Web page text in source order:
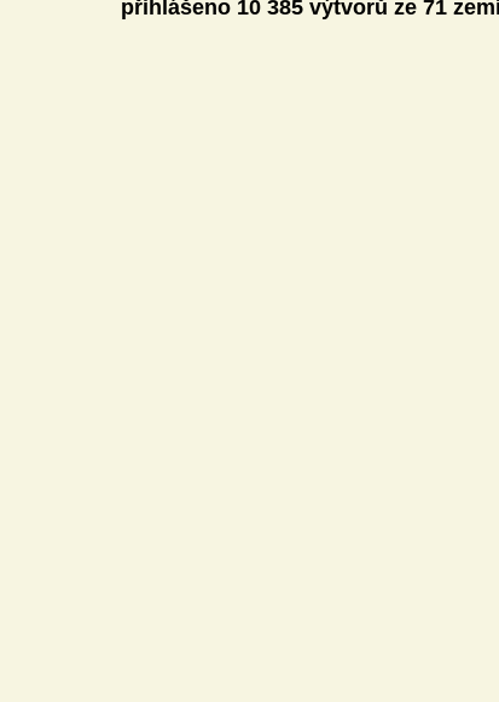
přihlášeno 10 385 výtvorů ze 71